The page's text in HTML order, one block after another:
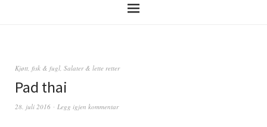
Kjøtt, fisk & fugl Salater & lette retter
Pad thai
28. juli 2016 Legg igjen kommentar